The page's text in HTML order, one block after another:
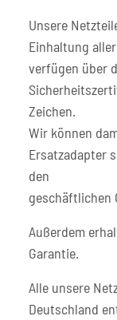
Unsere
Einhaltung
verfügen über
Zeichen.
Wir können
Ersatzadapter
den
geschäftlichen
Außerdem
Garantie.
Alle unsere
Deutschland